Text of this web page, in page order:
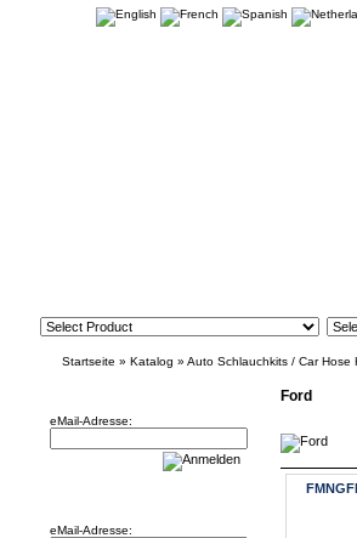
Startseite » Katalog » Auto Schlauchkits / Car Hose
eMail-Adresse:
eMail-Adresse:
Ford